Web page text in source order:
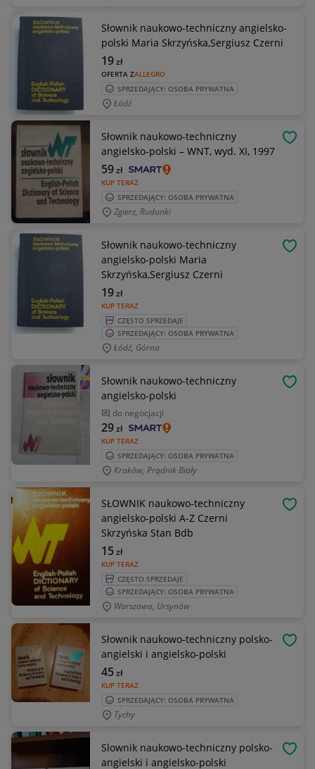
Słownik naukowo-techniczny angielsko-
polski Maria Skrzyńska,Sergiusz Czerni
OFERTA ZALLEGRO
19zł
SPRZEDAJĄCY: OSOBA PRYWATNA
Łódź
Słownik naukowo-techniczny
angielsko-polski – WNT, wyd. XI, 1997
KUP TERAZ
59zł
SPRZEDAJĄCY: OSOBA PRYWATNA
Zgierz, Rudunki
Słownik naukowo-techniczny
angielsko-polski Maria
Skrzyńska,Sergiusz Czerni
KUP TERAZ
19zł
CZĘSTO SPRZEDAJE
SPRZEDAJĄCY: OSOBA PRYWATNA
Łódź, Górna
Słownik naukowo-techniczny
angielsko-polski
do negocjacji
KUP TERAZ
29zł
SPRZEDAJĄCY: OSOBA PRYWATNA
Kraków, Prądnik Biały
SŁOWNIK naukowo-techniczny
angielsko-polski A-Z Czerni
Skrzyńska Stan Bdb
KUP TERAZ
15zł
CZĘSTO SPRZEDAJE
SPRZEDAJĄCY: OSOBA PRYWATNA
Warszawa, Ursynów
Słownik naukowo-techniczny polsko-
angielski i angielsko-polski
KUP TERAZ
45zł
SPRZEDAJĄCY: OSOBA PRYWATNA
Tychy
Slownik naukowo-techniczny polsko-
angielski i angielsko-polski